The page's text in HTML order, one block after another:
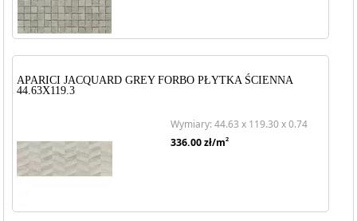
APARICI JACQUARD GREY FORBO PŁYTKA ŚCIENNA
44.63X119.3
Wymiary: 44.63 x 119.30 x 0.74
336.00zł/m2